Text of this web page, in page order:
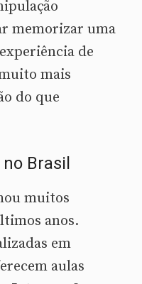
memorizar uma
de
mais
do que
Brasil
muitos
anos.
em
aulas